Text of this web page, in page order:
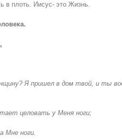
в плоть. Иисус- это Жизнь.
Я пришел в дом твой, и ты
целовать у Меня ноги;
Мне ноги.